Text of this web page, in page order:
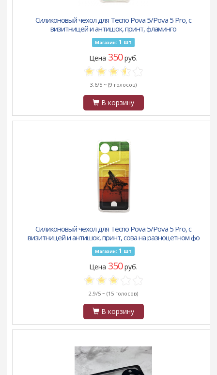
Силиконовый чехол для Tecno Pova 5/Pova 5 Pro, с
визитницей и антишок, принт, фламинго
Магазин: 1 шт
Цена 350руб.
3.6/5 ~ (9 голосов)
В корзину
Силиконовый чехол для Tecno Pova 5/Pova 5 Pro, с
визитницей и антишок, принт, сова на разноцетном фо
Магазин: 1 шт
Цена 350руб.
2.9/5 ~ (15 голосов)
В корзину